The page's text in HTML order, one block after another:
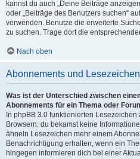
kannst du auch „Deine Beiträge
oder „Beiträge des Benutzers suchen“
verwenden. Benutze die erweiterte
zu suchen. Trage dort die
Nach oben
Abonnements und Lesezeichen
Was ist der Unterschied zwischen
Abonnements für ein Thema oder
In phpBB 3.0 funktionierten
Browsern: du bekamst keine
ähneln Lesezeichen mehr einem
Benachrichtigung erhalten, wenn ein
hingegen informieren dich bei einer